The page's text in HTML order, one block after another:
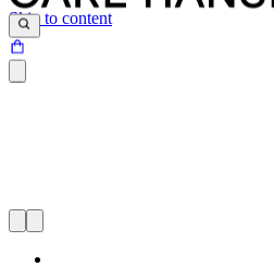
Skip to content